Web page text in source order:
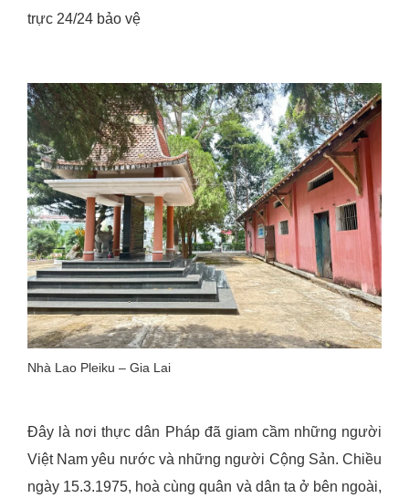
trực 24/24 bảo vệ
Nhà Lao Pleiku – Gia Lai
Đây là nơi thực dân Pháp đã giam cầm những người
Việt Nam yêu nước và những người Cộng Sản. Chiều
ngày 15.3.1975, hoà cùng quân và dân ta ở bên ngoài,